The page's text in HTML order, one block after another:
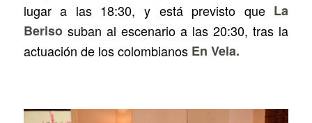
lugar a las 18:30, y está previsto que La
Berisosuban al escenario a las 20:30, tras la
actuación de los colombianos En Vela.